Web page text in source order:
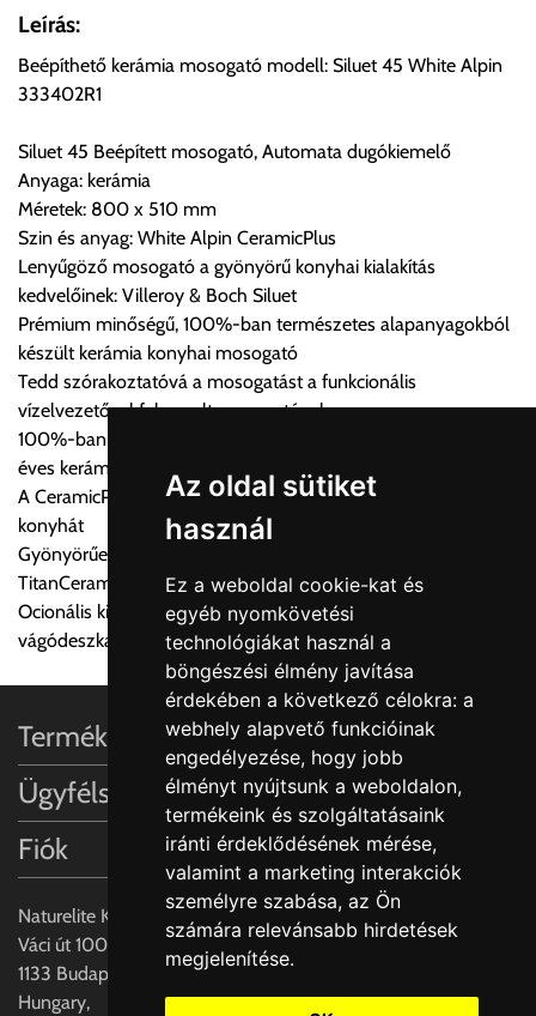
Az oldal sütiket
használ
Ez a weboldal cookie-kat és
egyéb nyomkövetési
technológiákat használ a
böngészési élmény javítása
érdekében a következő célokra: a
webhely alapvető funkcióinak
engedélyezése, hogy jobb
élményt nyújtsunk a weboldalon,
termékeink és szolgáltatásaink
iránti érdeklődésének mérése,
valamint a marketing interakciók
személyre szabása, az Ön
számára relevánsabb hirdetések
megjelenítése.
Önnek lehetősége van rendelését a beérkezést követően
ingyenesen átvenni Budapesti Cégcsoportunk Stúdiójában
előre egyeztetett időpontban.
Szállítási díjak:
Az oldalunkon rendelés esetén, amennyiben szállítást is kér,
úgy esetenként több lehetőséget ajánl fel a program. Kérjük, a
vásárolt árú figyelembevételével az önnek megfelelő szállítási
költséget válassza ki.
Amennyiben nem biztos választásában, vagy a program
automatikusan nem ajánl fel szállítási költséget, úgy válassza
a 0.- forintos szállítást, kollégáink megvizsgálják a vásárolt
termék adatait, majd visszaigazolják a szállítás költségét.
Ingyenes szállítási lehetőség nincs!
Egyes termékek súlyát a program nem ismeri, rendelés esetén
a központ igazolja vissza. Amennyiben a költséget az Ön által
gondoltnál magasabb értékben igazoljuk vissza, úgy a
visszaigazolástól számított 24 órán belül a terméket
lemondhatja, vagy kérheti a személyes átvételre való
FIGYELEM!!
KERÁMIA TERMÉKEK SZÁLLÍTATÁSA NEM, VAGY CSAK
A MEGRENDELŐ KIFEJEZETT KÉRÉSÉRE ÉS
FELELŐSSÉGÉRE LEHETSÉGES!!
Egyéb leírások:
Budapesti szállítások:
1, Budapestre kért szállítás esetén az általános szállítás
helyett időre történő extra szállítás kérése is lehetséges
Leírás:
Beépíthető kerámia mosogató modell: Siluet 45 White Alpin
333402R1
Siluet 45 Beépített mosogató, Automata dugókiemelő
Anyaga: kerámia
Méretek: 800 x 510 mm
Szin és anyag: White Alpin CeramicPlus
Lenyűgöző mosogató a gyönyörű konyhai kialakítás
kedvelőinek: Villeroy & Boch Siluet
Prémium minőségű, 100%-ban természetes alapanyagokból
készült kerámia konyhai mosogató
Tedd szórakoztatóvá a mosogatást a funkcionális
vízelvezetővel felszerelt mosogatóval
100%-ban természetes alapanyagok és kézművesség 270
éves kerámia tapasztalattal
A CeramicPlus könnyen gondozható, és tisztán tartja a
konyhát
Gyönyörűen kidolgozott konyhai mosogatók nagy erővel:
TitanCeram
Ocionális kiegészítők: Rozsdamentes acél akasztható tálca és
vágódeszka valódi fa furnérral
Naturelite Kft,
Váci út 100.,
1133 Budapest,
Hungary,
Termékinformációk
Ügyfélszolgálat
Fiók